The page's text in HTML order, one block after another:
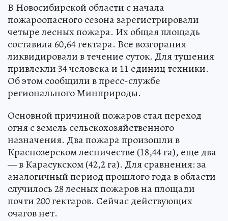
В Новосибирской области с начала
пожароопасного сезона зарегистрировали
четыре лесных пожара. Их общая площадь
составила 60,64 гектара. Все возгорания
ликвидировали в течение суток. Для тушения
привлекли 34 человека и 11 единиц техники.
Об этом сообщили в пресс-службе
регионального Минприроды.
Основной причиной пожаров стал переход
огня с земель сельскохозяйственного
назначения. Два пожара произошли в
Краснозерском лесничестве (18,44 га), еще два
— в Карасукском (42,2 га). Для сравнения: за
аналогичный период прошлого года в области
случилось 28 лесных пожаров на площади
почти 200 гектаров. Сейчас действующих
очагов нет.